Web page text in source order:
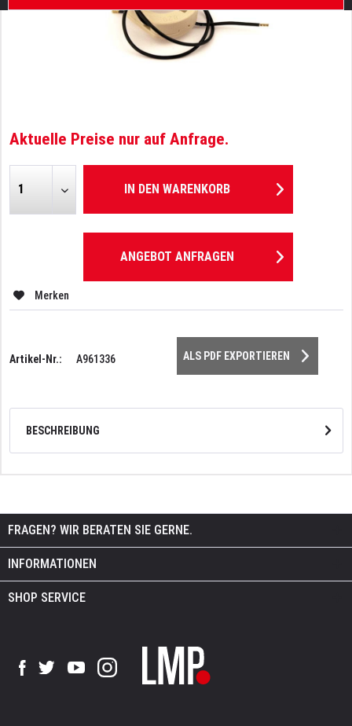
Aktuelle Preise nur auf Anfrage.
IN DEN WARENKORB
ANGEBOT ANFRAGEN
Merken
Artikel-Nr.: A961336 ALS PDF EXPORTIEREN
BESCHREIBUNG
FRAGEN? WIR BERATEN SIE GERNE.
INFORMATIONEN
SHOP SERVICE